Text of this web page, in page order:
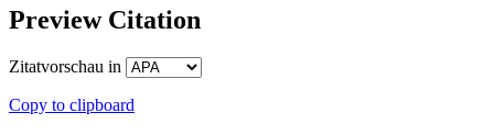
Preview Citation
Zitatvorschau in
Copy to clipboard